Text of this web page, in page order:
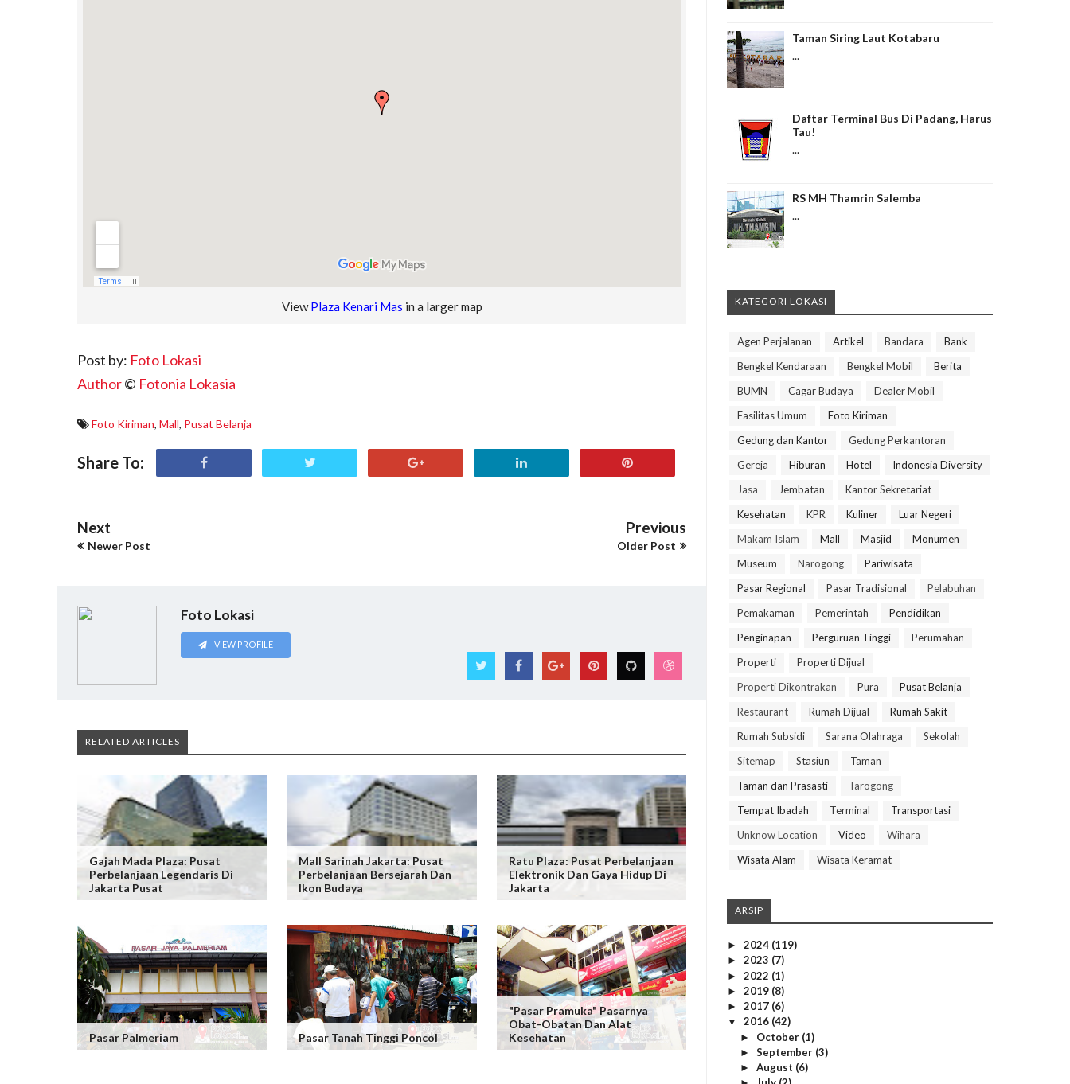
ViewPlaza Kenari Mas in a larger map
Post by: Foto Lokasi
Author© Fotonia Lokasia
Foto Kiriman, Mall, Pusat Belanja
Share To:
Next
Newer Post
Previous
Older Post
Foto Lokasi
VIEW PROFILE
RELATED ARTICLES
Gajah Mada Plaza: Pusat
Perbelanjaan Legendaris Di
Jakarta Pusat
Mall Sarinah Jakarta: Pusat
Perbelanjaan Bersejarah Dan
Ikon Budaya
Ratu Plaza: Pusat Perbelanjaan
Elektronik Dan Gaya Hidup Di
Jakarta
Pasar Palmeriam Pasar Tanah Tinggi Poncol
"Pasar Pramuka" Pasarnya
Obat-Obatan Dan Alat
Kesehatan
Taman Siring Laut Kotabaru
...
Daftar Terminal Bus Di Padang, Harus
Tau!
...
RS MH Thamrin Salemba
...
KATEGORI LOKASI
Agen Perjalanan Artikel Bandara
Bank
Bengkel Kendaraan
Bengkel Mobil
Berita
BUMN
Cagar Budaya
Dealer Mobil
Fasilitas Umum
Foto Kiriman
Gedung dan Kantor
Gedung Perkantoran
Gereja
Hiburan Hotel
Indonesia Diversity
Jasa
Jembatan
Kantor Sekretariat
Kesehatan
KPR Kuliner
Luar Negeri
Makam Islam
Mall Masjid
Monumen
Museum
Narogong
Pariwisata
Pasar Regional
Pasar Tradisional
Pelabuhan
Pemakaman
Pemerintah
Pendidikan
Penginapan
Perguruan Tinggi
Perumahan
Properti
Properti Dijual
Properti Dikontrakan
Pura
Pusat Belanja
Restaurant
Rumah Dijual
Rumah Sakit
Rumah Subsidi
Sarana Olahraga
Sekolah
Sitemap
Stasiun
Taman
Taman dan Prasasti
Tarogong
Tempat Ibadah
Terminal
Transportasi
Unknow Location
Video
Wihara
Wisata Alam
Wisata Keramat
ARSIP
► 2024 (119)
► 2023 (7)
► 2022 (1)
► 2019 (8)
► 2017 (6)
▼ 2016 (42)
► October (1)
► September (3)
► August (6)